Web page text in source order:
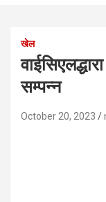
खेल
सम्पन्न
October 20, 2023